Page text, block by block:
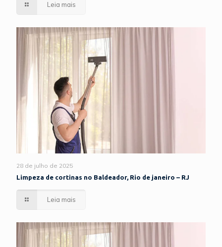
Leia mais
28 de julho de 2025
Limpeza de cortinas no Baldeador, Rio de janeiro – RJ
Leia mais